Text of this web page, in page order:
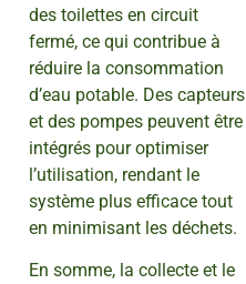
des toilettes en circuit
fermé, ce qui contribue à
réduire la consommation
d’eau potable. Des capteurs
et des pompes peuvent être
intégrés pour optimiser
l’utilisation, rendant le
système plus efficace tout
en minimisant les déchets.
En somme, la collecte et le